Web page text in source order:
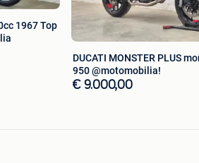
#streetfighter
#2dehands #instamoto
#ducatimonster
1967 Top
DUCATI MONSTER PLUS
950 @motomobilia!
€ 9.000,00